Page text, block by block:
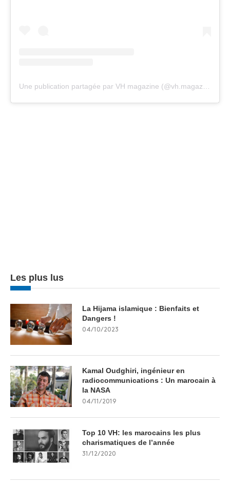
Une publication partagée par VH magazine (@vh.magazine)
Les plus lus
La Hijama islamique : Bienfaits et
Dangers !
04/10/2023
Kamal Oudghiri, ingénieur en
radiocommunications : Un marocain à
la NASA
04/11/2019
Top 10 VH: les marocains les plus
charismatiques de l’année
31/12/2020